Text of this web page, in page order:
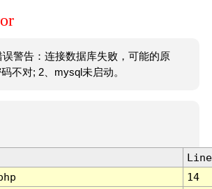
误警告：连接数据库失败，可能的原
不对; 2、mysql未启动。
Line
14